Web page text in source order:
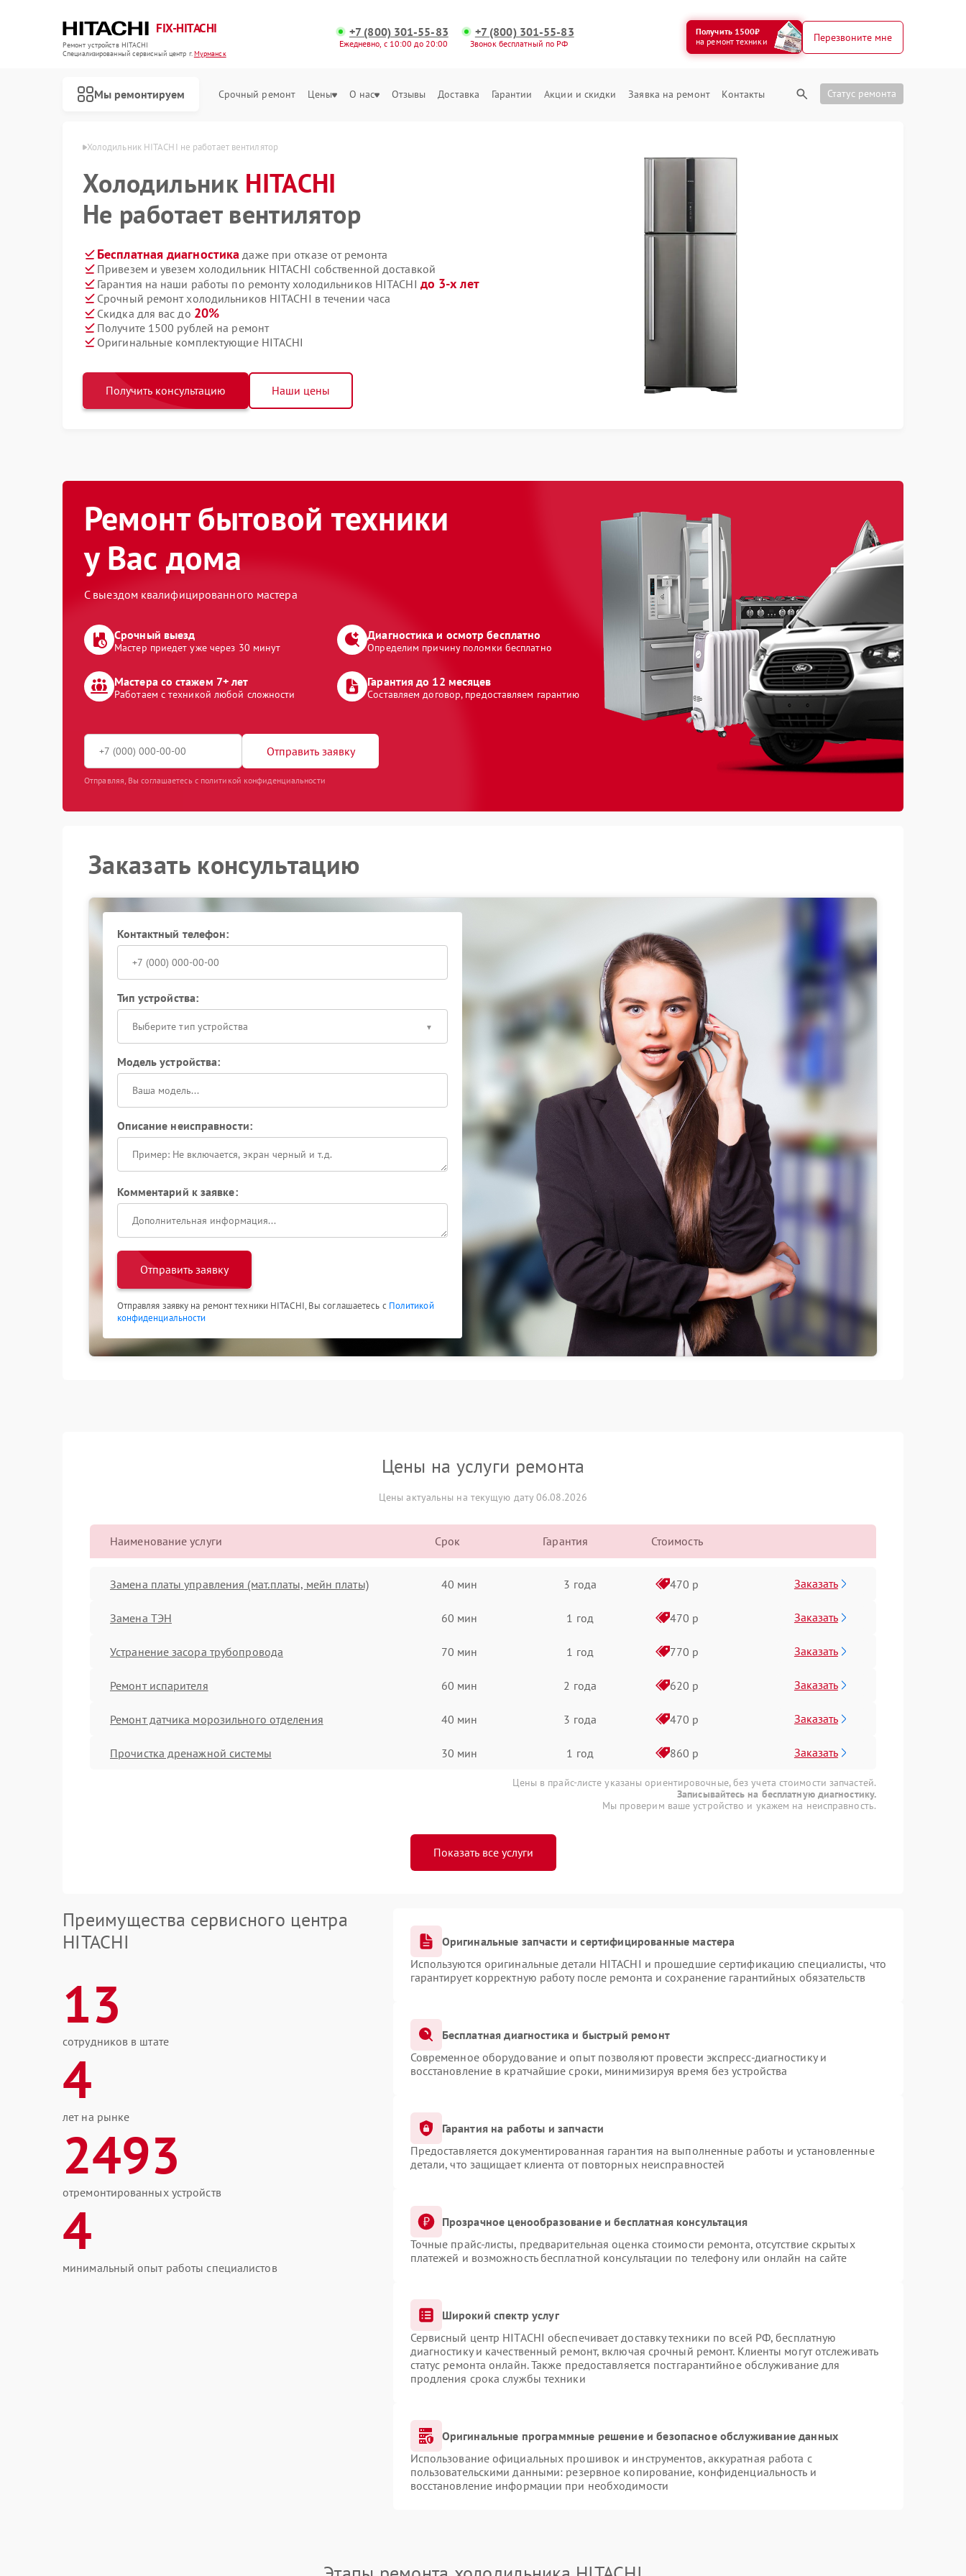
FIX-HITACHI
Ремонт устройств HITACHI
Специализированный cервисный центр г.Мурманск
+7 (800) 301-55-83
Ежедневно, с 10:00 до 20:00
+7 (800) 301-55-83
Звонок бесплатный по РФ
Получить 1500₽
на ремонт техники
Перезвоните мне
Мы ремонтируем Срочный ремонт Цены О нас Отзывы Доставка Гарантии Акции и скидки Заявка на ремонт Контакты Статус ремонта
Холодильник HITACHI не работает вентилятор
Холодильник HITACHI
Не работает вентилятор
Бесплатная диагностика даже при отказе от ремонта
Привезем и увезем холодильник HITACHI собственной доставкой
Гарантия на наши работы по ремонту холодильников HITACHI до 3-х лет
Срочный ремонт холодильников HITACHI в течении часа
Скидка для вас до 20%
Получите 1500 рублей на ремонт
Оригинальные комплектующие HITACHI
Получить консультацию Наши цены
Ремонт бытовой техники
у Вас дома
С выездом квалифицированного мастера
Срочный выезд
Мастер приедет уже через 30 минут
Диагностика и осмотр бесплатно
Определим причину поломки бесплатно
Мастера со стажем 7+ лет
Работаем с техникой любой сложности
Гарантия до 12 месяцев
Составляем договор, предоставляем гарантию
Отправить заявку
Отправляя, Вы соглашаетесь с политикой конфиденциальности
Заказать консультацию
Контактный телефон:
Тип устройства:
Выберите тип устройства
Модель устройства:
Описание неисправности:
Комментарий к заявке:
Отправить заявку
Отправляя заявку на ремонт техники HITACHI, Вы соглашаетесь с Политикой
конфиденциальности
Цены на услуги ремонта
Цены актуальны на текущую дату 06.08.2026
Наименование услуги Срок Гарантия Стоимость
Замена платы управления (мат.платы, мейн платы) 40 мин 3 года 470 р Заказать
Замена ТЭН 60 мин 1 год 470 р Заказать
Устранение засора трубопровода 70 мин 1 год 770 р Заказать
Ремонт испарителя 60 мин 2 года 620 р Заказать
Ремонт датчика морозильного отделения 40 мин 3 года 470 р Заказать
Прочистка дренажной системы 30 мин 1 год 860 р Заказать
Цены в прайс-листе указаны ориентировочные, без учета стоимости запчастей.
Записывайтесь на бесплатную диагностику.
Мы проверим ваше устройство и укажем на неисправность.
Показать все услуги
Преимущества сервисного центра
HITACHI
13
сотрудников в штате
4
лет на рынке
2493
отремонтированных устройств
4
минимальный опыт работы специалистов
Оригинальные запчасти и сертифицированные мастера
Используются оригинальные детали HITACHI и прошедшие сертификацию специалисты, что
гарантирует корректную работу после ремонта и сохранение гарантийных обязательств
Бесплатная диагностика и быстрый ремонт
Современное оборудование и опыт позволяют провести экспресс-диагностику и
восстановление в кратчайшие сроки, минимизируя время без устройства
Гарантия на работы и запчасти
Предоставляется документированная гарантия на выполненные работы и установленные
детали, что защищает клиента от повторных неисправностей
Прозрачное ценообразование и бесплатная консультация
Точные прайс-листы, предварительная оценка стоимости ремонта, отсутствие скрытых
платежей и возможность бесплатной консультации по телефону или онлайн на сайте
Широкий спектр услуг
Сервисный центр HITACHI обеспечивает доставку техники по всей РФ, бесплатную
диагностику и качественный ремонт, включая срочный ремонт. Клиенты могут отслеживать
статус ремонта онлайн. Также предоставляется постгарантийное обслуживание для
продления срока службы техники
Оригинальные программные решение и безопасное обслуживание данных
Использование официальных прошивок и инструментов, аккуратная работа с
пользовательскими данными: резервное копирование, конфиденциальность и
восстановление информации при необходимости